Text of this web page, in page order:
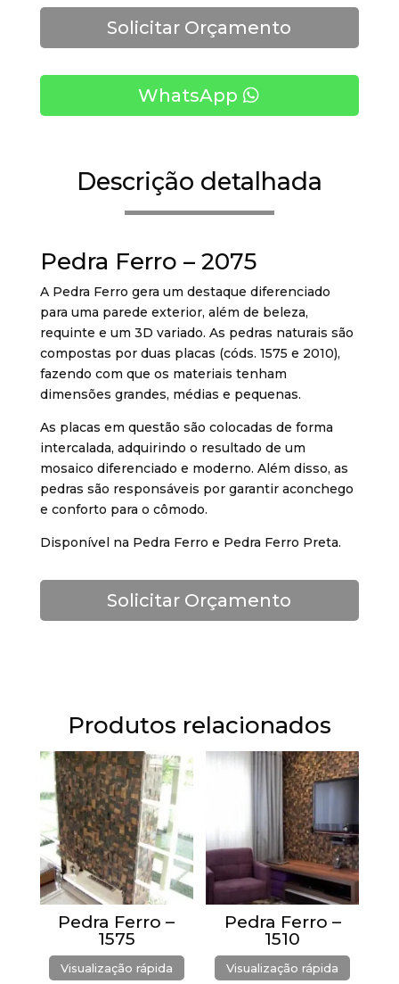
Solicitar Orçamento
WhatsApp
Descrição detalhada
Pedra Ferro – 2075
A Pedra Ferro gera um destaque diferenciado
para uma parede exterior, além de beleza,
requinte e um 3D variado. As pedras naturais são
compostas por duas placas (códs. 1575 e 2010),
fazendo com que os materiais tenham
dimensões grandes, médias e pequenas.
As placas em questão são colocadas de forma
intercalada, adquirindo o resultado de um
mosaico diferenciado e moderno. Além disso, as
pedras são responsáveis por garantir aconchego
e conforto para o cômodo.
Disponível na Pedra Ferro e Pedra Ferro Preta.
Solicitar Orçamento
Produtos relacionados
Pedra Ferro –
1575
Visualização rápida
Pedra Ferro –
1510
Visualização rápida